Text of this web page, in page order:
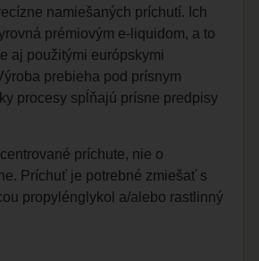
namiešaných príchutí. Ich
prémiovým e-liquidom, a to
aj použitými európskymi
prebieha pod prísnym
procesy spĺňajú prísne predpisy
príchute, nie o
Príchuť je potrebné zmiešať s
propylénglykol a/alebo rastlinný